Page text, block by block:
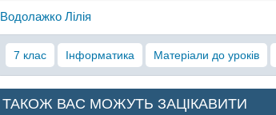
Водолажко Лілія
7 клас Інформатика Матеріали до уроків
ТАКОЖ ВАС МОЖУТЬ ЗАЦІКАВИТИ